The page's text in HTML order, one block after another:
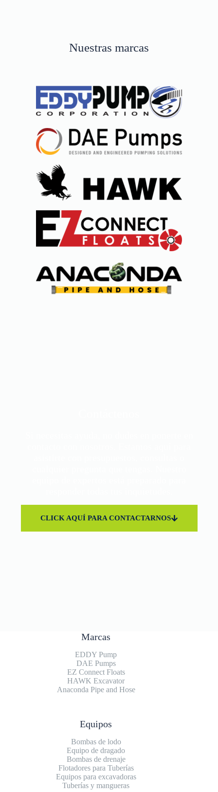
Nuestras marcas
CLICK AQUÍ PARA CONTACTARNOS
Marcas
EDDY Pump
DAE Pumps
EZ Connect Floats
HAWK Excavator
Anaconda Pipe and Hose
Equipos
Bombas de lodo
Equipo de dragado
Bombas de drenaje
Flotadores para Tuberías
Equipos para excavadoras
Tuberías y mangueras